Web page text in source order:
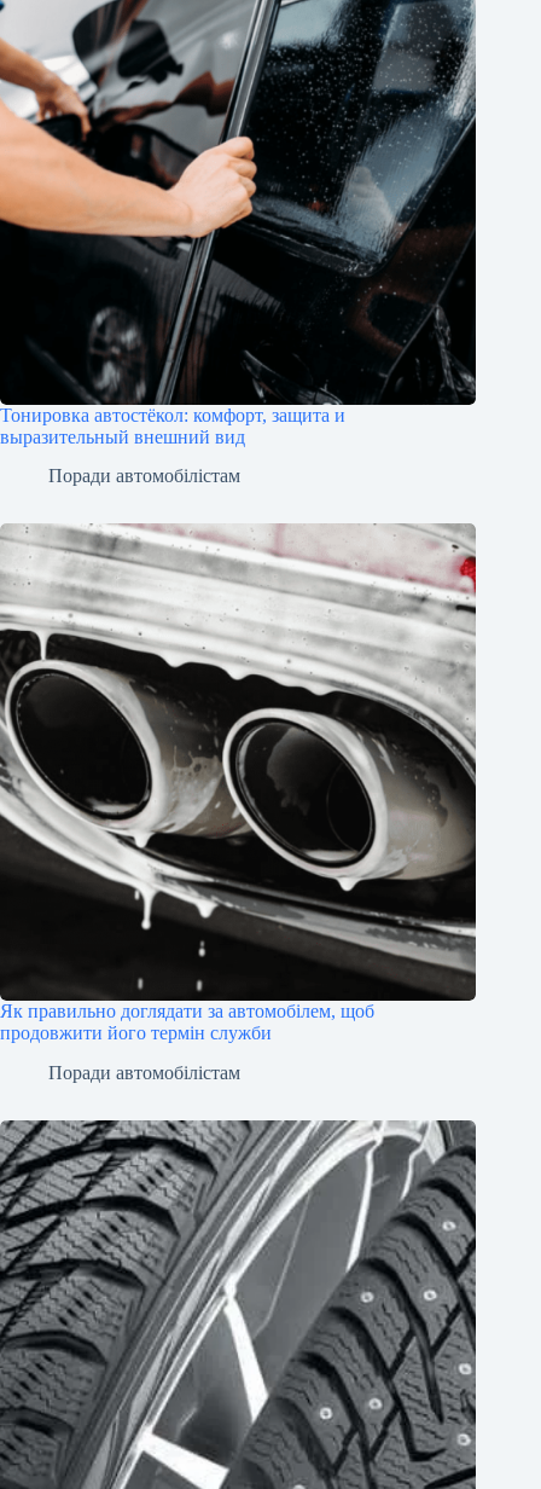
Тонировка автостёкол: комфорт, защита и
выразительный внешний вид
Поради автомобілістам
Як правильно доглядати за автомобілем, щоб
продовжити його термін служби
Поради автомобілістам